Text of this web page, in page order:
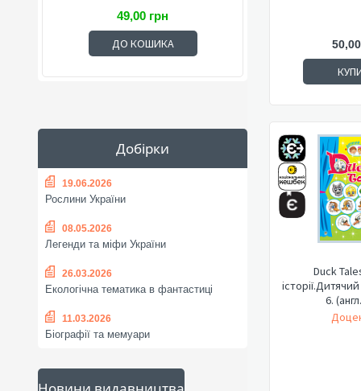
49,00 грн
ДО КОШИКА
Добірки
19.06.2026
Рослини України
08.05.2026
Легенди та міфи України
26.03.2026
Екологічна тематика в фантастиці
11.03.2026
Біографії та мемуари
Duck
6.